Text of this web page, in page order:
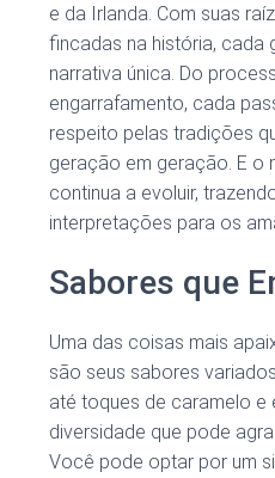
e da Irlanda. Com suas
fincadas na história, cada
narrativa única. Do
engarrafamento, cada
respeito pelas tradições
geração em geração. E o
continua a evoluir,
interpretações para os
Sabores que
Uma das coisas mais
são seus sabores
até toques de caramelo e
diversidade que pode
Você pode optar por um